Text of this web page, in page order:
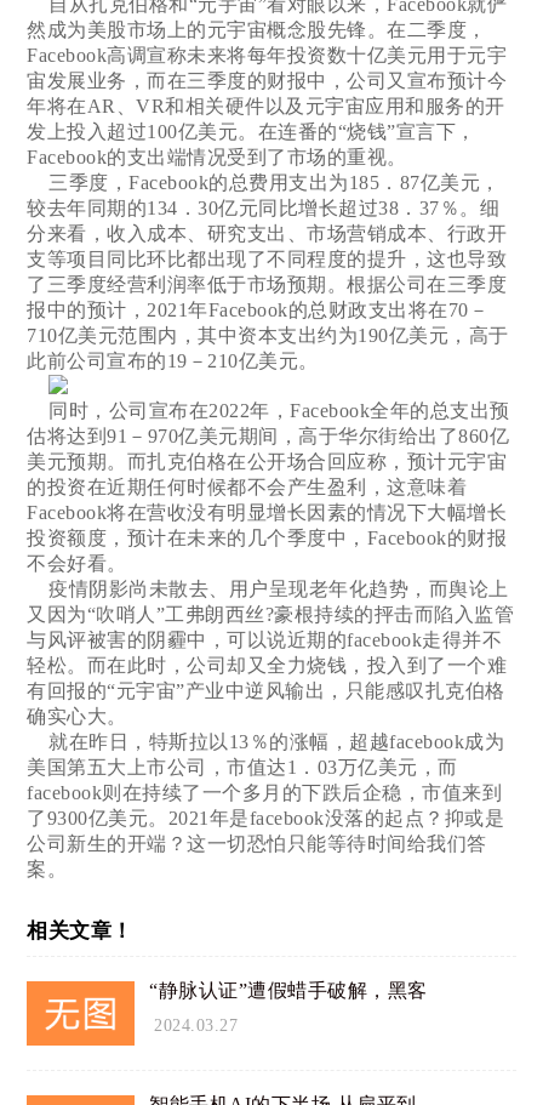
然成为美股市场上的元宇宙概念股先锋。在二季度，
Facebook高调宣称未来将每年投资数十亿美元用于元宇
宙发展业务，而在三季度的财报中，公司又宣布预计今
年将在AR、VR和相关硬件以及元宇宙应用和服务的开
发上投入超过100亿美元。在连番的“烧钱”宣言下，
Facebook的支出端情况受到了市场的重视。
三季度，Facebook的总费用支出为185．87亿美元，
较去年同期的134．30亿元同比增长超过38．37％。细
分来看，收入成本、研究支出、市场营销成本、行政开
支等项目同比环比都出现了不同程度的提升，这也导致
了三季度经营利润率低于市场预期。根据公司在三季度
报中的预计，2021年Facebook的总财政支出将在70－
710亿美元范围内，其中资本支出约为190亿美元，高于
此前公司宣布的19－210亿美元。
同时，公司宣布在2022年，Facebook全年的总支出预
估将达到91－970亿美元期间，高于华尔街给出了860亿
美元预期。而扎克伯格在公开场合回应称，预计元宇宙
的投资在近期任何时候都不会产生盈利，这意味着
Facebook将在营收没有明显增长因素的情况下大幅增长
投资额度，预计在未来的几个季度中，Facebook的财报
不会好看。
疫情阴影尚未散去、用户呈现老年化趋势，而舆论上
又因为“吹哨人”工弗朗西丝?豪根持续的抨击而陷入监管
与风评被害的阴霾中，可以说近期的facebook走得并不
轻松。而在此时，公司却又全力烧钱，投入到了一个难
有回报的“元宇宙”产业中逆风输出，只能感叹扎克伯格
确实心大。
就在昨日，特斯拉以13％的涨幅，超越facebook成为
美国第五大上市公司，市值达1．03万亿美元，而
facebook则在持续了一个多月的下跌后企稳，市值来到
了9300亿美元。2021年是facebook没落的起点？抑或是
公司新生的开端？这一切恐怕只能等待时间给我们答
案。
相关文章！
“静脉认证”遭假蜡手破解，黑客
2024.03.27